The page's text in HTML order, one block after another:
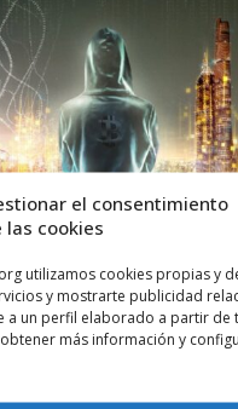
el consentimiento
las cookies
utilizamos cookies propias y
y mostrarte publicidad
a un perfil elaborado a partir de
más información y